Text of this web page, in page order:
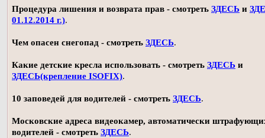
Процедура лишения и возврата прав - смотреть ЗДЕСЬ и
01.12.2014 г.).
Чем опасен снегопад - смотреть ЗДЕСЬ.
Какие детские кресла использовать - смотреть ЗДЕСЬ и
ЗДЕСЬ(крепление ISOFIX).
10 заповедей для водителей - смотреть ЗДЕСЬ.
Московские адреса видеокамер, автоматически
водителей - смотреть ЗДЕСЬ.